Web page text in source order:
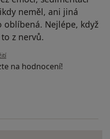
neměl, ani jiná
oblíbená. Nejlépe, když
z nervů.
Pacient
na hodnocení!